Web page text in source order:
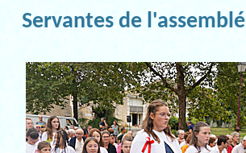
Servantes de